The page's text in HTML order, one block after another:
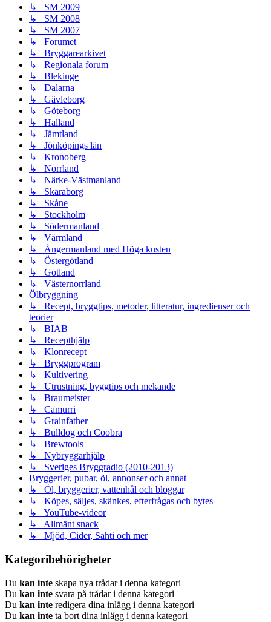
↳ SM 2009
↳ SM 2008
↳ SM 2007
↳ Forumet
↳ Bryggarearkivet
↳ Regionala forum
↳ Blekinge
↳ Dalarna
↳ Gävleborg
↳ Göteborg
↳ Halland
↳ Jämtland
↳ Jönköpings län
↳ Kronoberg
↳ Norrland
↳ Närke-Västmanland
↳ Skaraborg
↳ Skåne
↳ Stockholm
↳ Södermanland
↳ Värmland
↳ Ångermanland med Höga kusten
↳ Östergötland
↳ Gotland
↳ Västernorrland
Ölbryggning
↳ Recept, bryggtips, metoder, litteratur, ingredienser och
teorier
↳ BIAB
↳ Recepthjälp
↳ Klonrecept
↳ Bryggprogram
↳ Kultivering
↳ Utrustning, byggtips och mekande
↳ Braumeister
↳ Camurri
↳ Grainfather
↳ Bulldog och Coobra
↳ Brewtools
↳ Nybryggarhjälp
↳ Sveriges Bryggradio (2010-2013)
Bryggerier, pubar, öl, annonser och annat
↳ Öl, bryggerier, vattenhål och bloggar
↳ Köpes, säljes, skänkes, efterfrågas och bytes
↳ YouTube-videor
↳ Allmänt snack
↳ Mjöd, Cider, Sahti och mer
Kategoribehörigheter
Du kan inte skapa nya trådar i denna kategori
Du kan inte svara på trådar i denna kategori
Du kan inte redigera dina inlägg i denna kategori
Du kan inte ta bort dina inlägg i denna kategori